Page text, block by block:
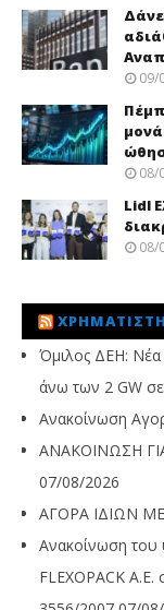
09/
08/
Lidl
08/
Όμιλος ΔΕΗ:
άνω των 2 GW
Ανακοίνωση
ΑΝΑΚΟΙΝΩΣΗ
07/08/2026
ΑΓΟΡΑ ΙΔΙΩΝ
Ανακοίνωση του
FLEXOPACK